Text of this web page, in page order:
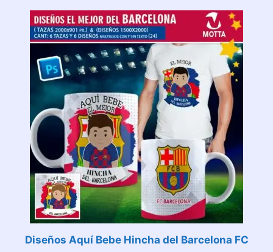
Diseños Aquí Bebe Hincha del Barcelona FC